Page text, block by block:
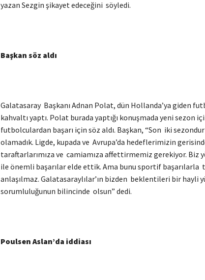
yazan Sezgin şikayet edeceğini söyledi.
Başkan söz aldı
Galatasaray Başkanı Adnan Polat, dün Hollanda’ya giden
kahvaltı yaptı. Polat burada yaptığı konuşmada yeni
futbolculardan başarı için söz aldı. Başkan, “Son iki
olamadık. Ligde, kupada ve Avrupa’da hedeflerimizin
taraftarlarımıza ve camiamıza affettirmemiz gerekiyor. Biz
ile önemli başarılar elde ettik. Ama bunu sportif başarılarla
anlaşılmaz. Galatasaraylılar’ın bizden beklentileri bir hayli
sorumluluğunun bilincinde olsun” dedi.
Poulsen Aslan’da iddiası